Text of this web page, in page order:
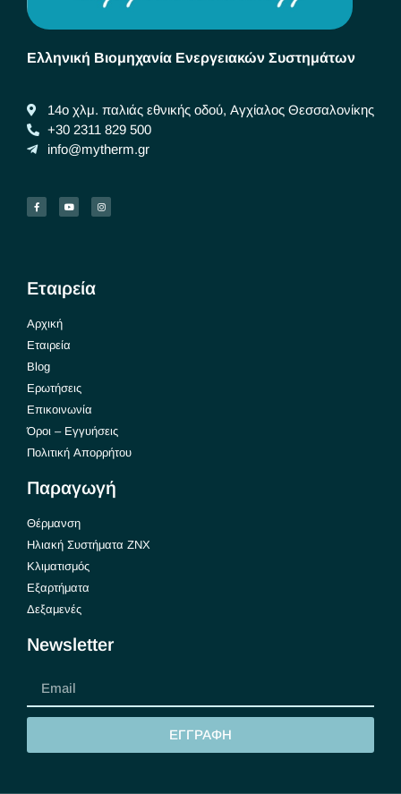
Ελληνική Βιομηχανία Ενεργειακών Συστημάτων
14ο χλμ. παλιάς εθνικής οδού, Αγχίαλος Θεσσαλονίκης
+30 2311 829 500
info@mytherm.gr
Εταιρεία
Αρχική
Εταιρεία
Blog
Ερωτήσεις
Επικοινωνία
Όροι – Εγγυήσεις
Πολιτική Απορρήτου
Παραγωγή
Θέρμανση
Ηλιακή Συστήματα ΖΝΧ
Κλιματισμός
Εξαρτήματα
Δεξαμενές
Newsletter
ΕΓΓΡΑΦΗ